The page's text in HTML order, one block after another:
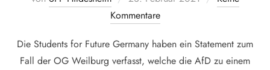
am
Kommentare
Die Students for Future Germany haben ein Statement zum
Fall der OG Weilburg verfasst, welche die AfD zu einem